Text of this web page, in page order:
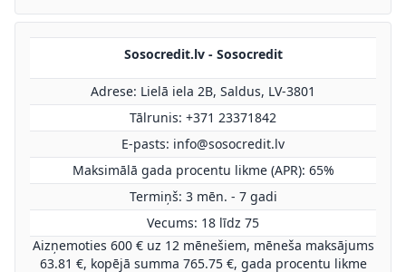
Sosocredit.lv - Sosocredit
Adrese: Lielā iela 2B, Saldus, LV-3801
Tālrunis: +371 23371842
E-pasts: info@sosocredit.lv
Maksimālā gada procentu likme (APR): 65%
Termiņš: 3 mēn. - 7 gadi
Vecums: 18 līdz 75
Aizņemoties 600 € uz 12 mēnešiem, mēneša maksājums
63.81 €, kopējā summa 765.75 €, gada procentu likme